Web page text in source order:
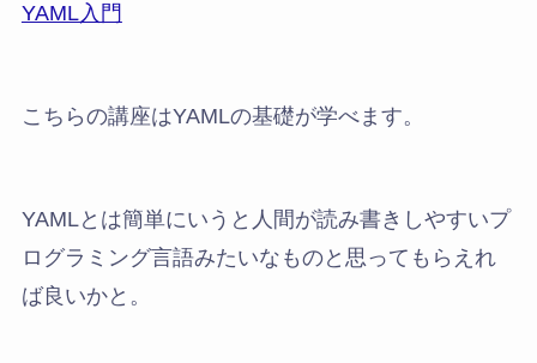
YAML入門
こちらの講座はYAMLの基礎が学べます。
YAMLとは簡単にいうと人間が読み書きしやすいプ
ログラミング言語みたいなものと思ってもらえれ
ば良いかと。